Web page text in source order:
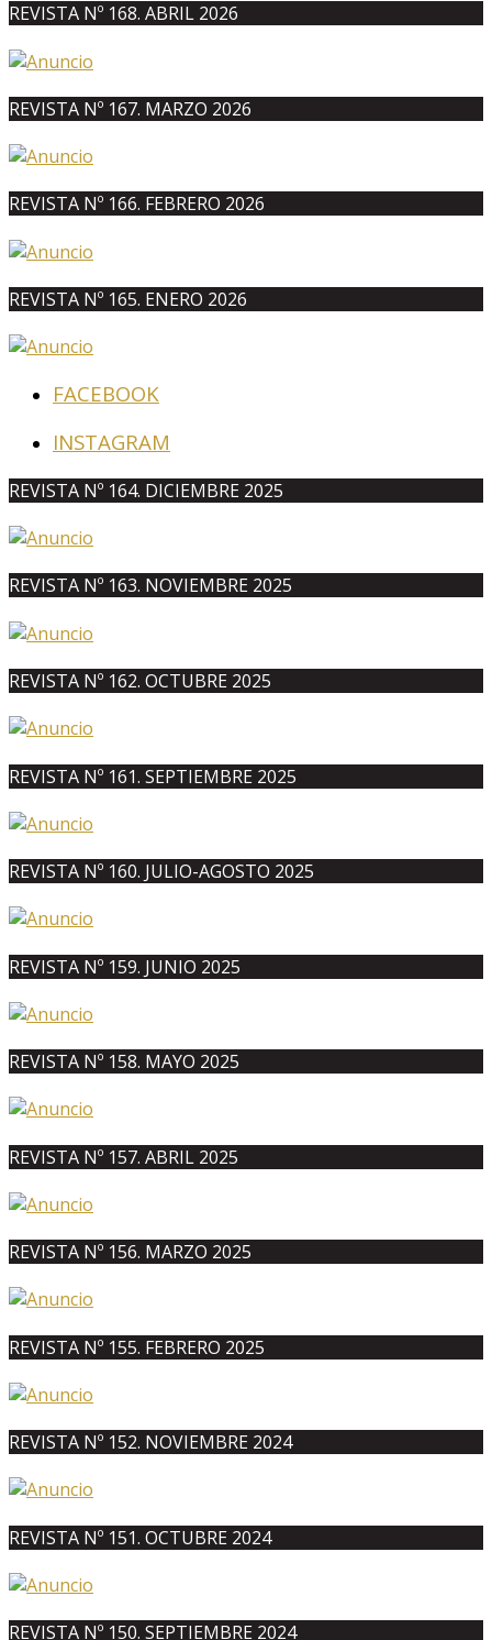
REVISTA Nº 168. ABRIL 2026
REVISTA Nº 167. MARZO 2026
REVISTA Nº 166. FEBRERO 2026
REVISTA Nº 165. ENERO 2026
FACEBOOK
INSTAGRAM
REVISTA Nº 164. DICIEMBRE 2025
REVISTA Nº 163. NOVIEMBRE 2025
REVISTA Nº 162. OCTUBRE 2025
REVISTA Nº 161. SEPTIEMBRE 2025
REVISTA Nº 160. JULIO-AGOSTO 2025
REVISTA Nº 159. JUNIO 2025
REVISTA Nº 158. MAYO 2025
REVISTA Nº 157. ABRIL 2025
REVISTA Nº 156. MARZO 2025
REVISTA Nº 155. FEBRERO 2025
REVISTA Nº 152. NOVIEMBRE 2024
REVISTA Nº 151. OCTUBRE 2024
REVISTA Nº 150. SEPTIEMBRE 2024